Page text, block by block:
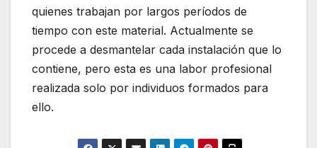
quienes trabajan por largos períodos de
tiempo con este material. Actualmente se
procede a desmantelar cada instalación que lo
contiene, pero esta es una labor profesional
realizada solo por individuos formados para
ello.